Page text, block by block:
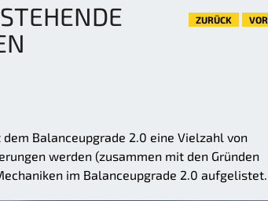
ZURÜCK VOR
Balanceupgrade 2.0 eine Vielzahl von
werden (zusammen mit den Gründen
im Balanceupgrade 2.0 aufgelistet.